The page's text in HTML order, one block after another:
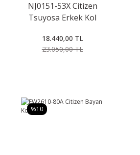
NJ0151-53X Citizen
Tsuyosa Erkek Kol
18.440,00 TL
23.050,00 TL
%10